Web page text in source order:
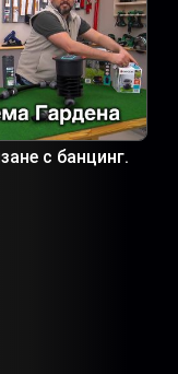
с банцинг.